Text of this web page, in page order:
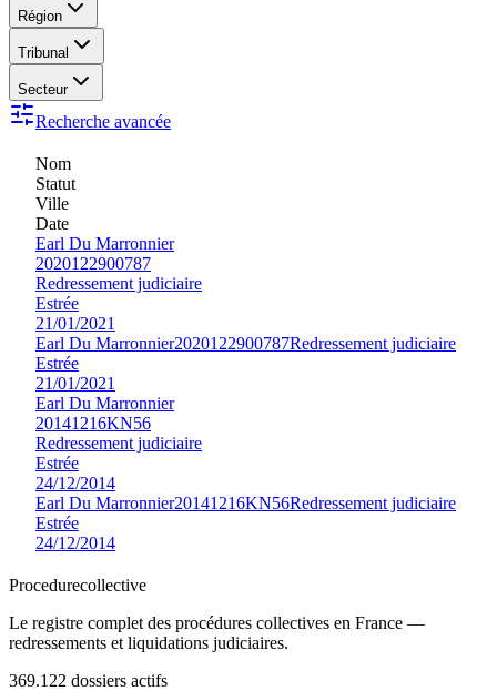
Région
Tribunal
Secteur
Recherche avancée
Nom
Statut
Ville
Date
Earl Du Marronnier
2020122900787
Redressement judiciaire
Estrée
21/01/2021
Earl Du Marronnier2020122900787Redressement judiciaire
Estrée
21/01/2021
Earl Du Marronnier
20141216KN56
Redressement judiciaire
Estrée
24/12/2014
Earl Du Marronnier20141216KN56Redressement judiciaire
Estrée
24/12/2014
Procedurecollective
Le registre complet des procédures collectives en France —
redressements et liquidations judiciaires.
369.122 dossiers actifs